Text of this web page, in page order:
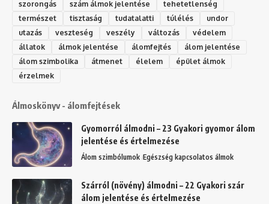
szorongás
szám álmok jelentése
tehetetlenség
természet
tisztaság tudatalatti túlélés
undor
utazás
veszteség veszély változás
védelem
állatok
álmok jelentése álomfejtés
álom jelentése
álom szimbolika
átmenet élelem
épület álmok
érzelmek
Álmoskönyv - álomfejtések
Gyomorról álmodni – 23 Gyakori gyomor álom
jelentése és értelmezése
Álom szimbólumok Egészség kapcsolatos álmok
Szárról (növény) álmodni – 22 Gyakori szár
álom jelentése és értelmezése